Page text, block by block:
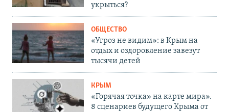
укрыться?
ОБЩЕСТВО
«Угроз не видим»: в Крым на
отдых и оздоровление завезут
тысячи детей
КРЫМ
«Горячая точка» на карте мира».
8 сценариев будущего Крыма от